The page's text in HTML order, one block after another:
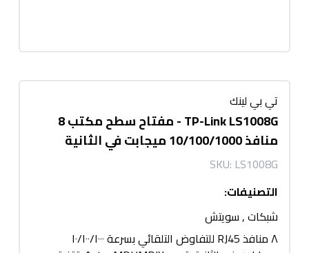
تي بي لينك
TP-Link LS1008G - مفتاح سطح مكتب 8
منافذ 10/100/1000 ميجابت في الثانية
SKU: LS1008G
التصنيفات:
شبكات,سويتش
٨ منافذ RJ45 للتفاوض التلقائي بسرعة ١٠/١٠٠/١٠٠٠